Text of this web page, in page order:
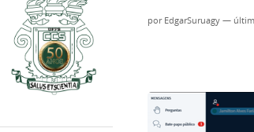
por EdgarSuruagy —